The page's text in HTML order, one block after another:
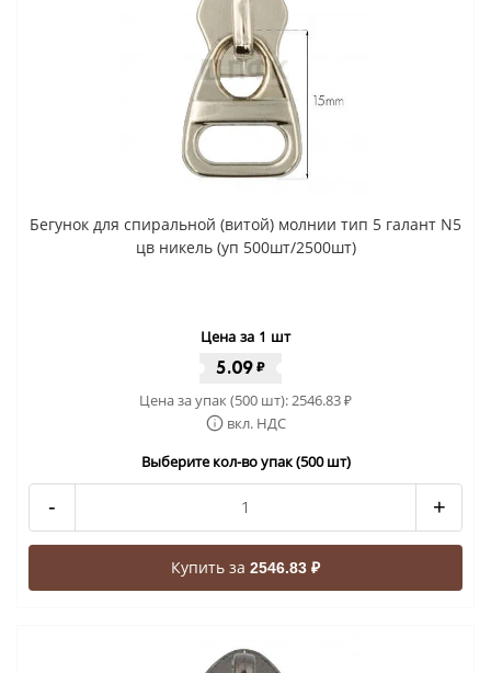
Бегунок для спиральной (витой) молнии тип 5 галант N5
цв никель (уп 500шт/2500шт)
Цена за 1 шт
5.09 ₽
Цена за упак (500 шт): 2546.83₽
вкл. НДС
Выберите кол-во упак (500 шт)
- +
Купить за 2546.83 ₽